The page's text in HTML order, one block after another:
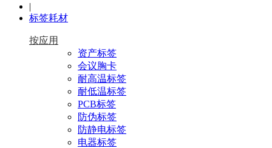
|
标签耗材
按应用
资产标签
会议胸卡
耐高温标签
耐低温标签
PCB标签
防伪标签
防静电标签
电器标签